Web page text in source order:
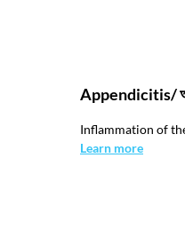
Appendicitis/
Inflammation of
Learn more